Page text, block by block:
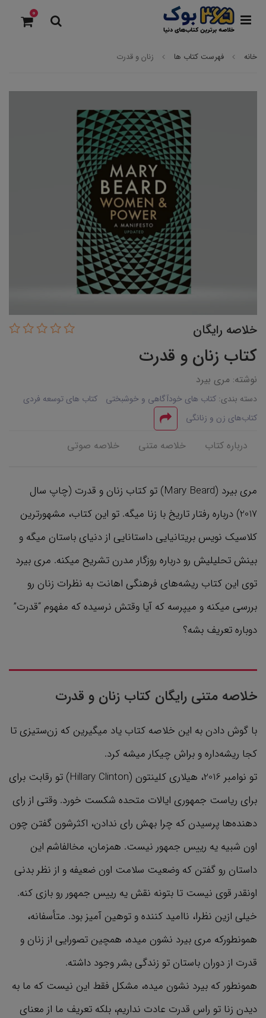
0
خانه فهرست کتاب ها زنان و قدرت
خلاصه رایگان
کتاب زنان و قدرت
نوشته: مری بیرد
دسته بندی: کتاب های خودآگاهی و خوشبختی
کتاب های توسعه فردی
کتاب‌های زن و زنانگی
درباره کتاب خلاصه متنی خلاصه صوتی
مری بیرد (Mary Beard) تو کتاب زنان و قدرت (چاپ سال
2017) درباره رفتار تاریخ با زنا میگه. تو این کتاب، مشهورترین
کلاسیک نویس بریتانیایی داستانایی از دنیای باستان میگه و
بینش تحلیلیش رو درباره روزگار مدرن تشریح میکنه. مری بیرد
توی این کتاب ریشه‌های فرهنگی اهانت به نظرات زنان رو
بررسی میکنه و میپرسه که آیا وقتش نرسیده که مفهوم “قدرت”
دوباره تعریف بشه؟
خلاصه متنی رایگان کتاب زنان و قدرت
با گوش دادن به این خلاصه کتاب یاد میگیرین که زن‌ستیزی تا
کجا ریشه‌داره و براش چیکار میشه کرد.
تو نوامبر 2016، هیلاری کلینتون (Hillary Clinton) تو رقابت برای
برای ریاست جمهوری ایالات متحده شکست خورد. وقتی از رای
دهنده‌ها پرسیدن که چرا بهش رای ندادن، اکثرشون گفتن چون
اون شبیه یه رییس جمهور نیست. همزمان، مخالفاشم این
داستان رو گفتن که وضعیت سلامت اون ضعیفه و از نظر بدنی
اونقدر قوی نیست تا بتونه نقش یه رییس جمهور رو بازی کنه.
خیلی ازین نظرا، ناامید کننده و توهین آمیز بود. متأسفانه،
همونطورکه مری بیرد نشون میده، همچین تصورایی از زنان و
قدرت از دوران باستان تو زندگی‌ بشر وجود داشته.
همونطور که بیرد نشون میده، مشکل فقط این نیست که ما به
دیدن زنا تو راس قدرت عادت نداریم، بلکه تعریف ما از معنای